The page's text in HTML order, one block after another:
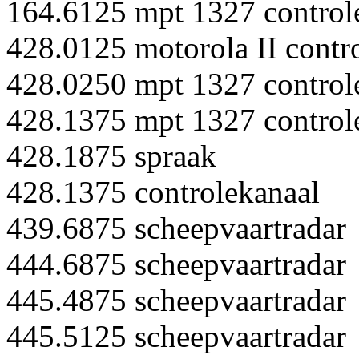
164.6125 mpt 1327
428.0125 motorola II
428.0250 mpt 1327
428.1375 mpt 1327
428.1875 spraak
428.1375 controlekanaal
439.6875 scheepvaartradar
444.6875 scheepvaartradar
445.4875 scheepvaartradar
445.5125 scheepvaartradar